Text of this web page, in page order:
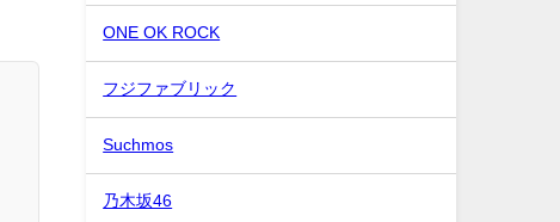
ONE OK ROCK
フジファブリック
Suchmos
乃木坂46